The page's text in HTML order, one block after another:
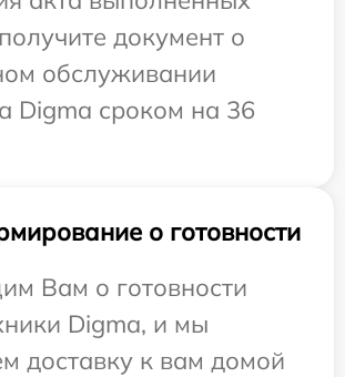
документ о
обслуживании
Digma сроком на 36
о готовности
Вам о готовности
Digma, и мы
доставку к вам домой